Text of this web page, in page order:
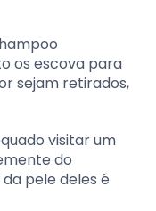
os escova para
sejam retirados,
visitar um
do
pele deles é